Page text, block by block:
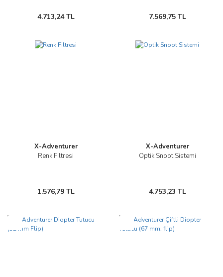
4.713,24 TL 7.569,75 TL
X-Adventurer
Renk Filtresi
1.576,79 TL
X-Adventurer
Optik Snoot Sistemi
4.753,23 TL